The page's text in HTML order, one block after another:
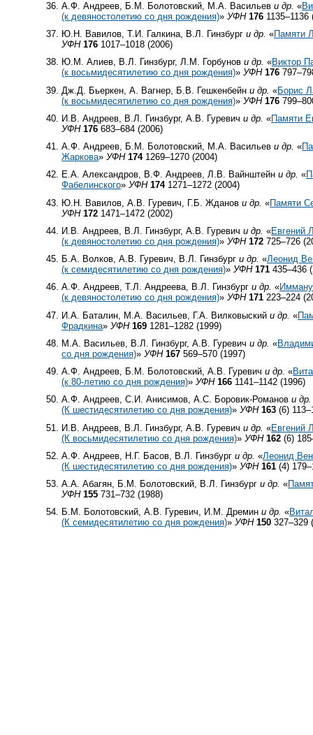
А.Ф. Андреев, Б.М. Болотовский, М.А. Васильеви др. «
(к девяностолетию со дня рождения)»УФН 176 1135–1136
Ю.Н. Вавилов, Т.И. Галкина, В.Л. Гинзбурги др. «Памяти
УФН 176 1017–1018 (2006)
Ю.М. Алиев, В.Л. Гинзбург, Л.М. Горбунови др. «Виктор
(к восьмидесятилетию со дня рождения)»УФН 176
Дж.Д. Бьеркен, А. Вагнер, Б.В. Гешкенбейни др. «Борис
(к восьмидесятилетию со дня рождения)»УФН 176
И.В. Андреев, В.Л. Гинзбург, А.В. Гуревичи др. «Памяти
УФН 176 683–684 (2006)
А.Ф. Андреев, Б.М. Болотовский, М.А. Васильеви др. «
Жаркова»УФН 1741269–1270 (2004)
Е.А. Александров, В.Ф. Андреев, Л.В. Вайнштейни др. «
Фабелинского»УФН 1741271–1272 (2004)
Ю.Н. Вавилов, А.В. Гуревич, Г.Б. Жданови др. «Памяти
УФН 172 1471–1472 (2002)
И.В. Андреев, В.Л. Гинзбург, А.В. Гуревичи др. «Евгений
(к девяностолетию со дня рождения)»УФН 172 725–726
Б.А. Волков, А.В. Гуревич, В.Л. Гинзбурги др. «Леонид
(к семидесятилетию со дня рождения)»УФН 171 435–436
А.Ф. Андреев, Т.Л. Андреева, В.Л. Гинзбурги др. «
(к девяностолетию со дня рождения)»УФН 171 223–224
И.А. Баталин, М.А. Васильев, Г.А. Вилковыскийи др. «
Фрадкина»УФН 169 1281–1282 (1999)
М.А. Васильев, В.Л. Гинзбург, А.В. Гуревичи др. «
со дня рождения)»УФН 167 569–570 (1997)
А.Ф. Андреев, Б.М. Болотовский, А.В. Гуревичи др. «
(к80-летию со дня рождения)»УФН 166 1141–1142 (1996)
А.Ф. Андреев, С.И. Анисимов, А.С. Боровик-Романови др.
(К шестидесятилетию со дня рождения)»УФН 163 (6)
И.В. Андреев, В.Л. Гинзбург, А.В. Гуревичи др. «Евгений
(К восьмидесятилетию со дня рождения)»УФН 162 (6)
А.Ф. Андреев, Н.Г. Басов, В.Л. Гинзбурги др. «Леонид
(К шестидесятилетию со дня рождения)»УФН 161 (4)
А.А. Абагян, Б.М. Болотовский, В.Л. Гинзбурги др. «
УФН 155 731–732 (1988)
Б.М. Болотовский, А.В. Гуревич, И.М. Дремини др. «
(К семидесятилетию со дня рождения)»УФН 150 327–329